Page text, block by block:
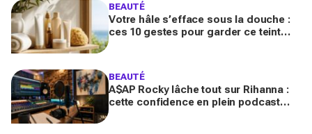
BEAUTÉ
Votre hâle s’efface sous la douche :
ces 10 gestes pour garder ce teint
BEAUTÉ
A$AP Rocky lâche tout sur Rihanna :
cette confidence en plein podcast